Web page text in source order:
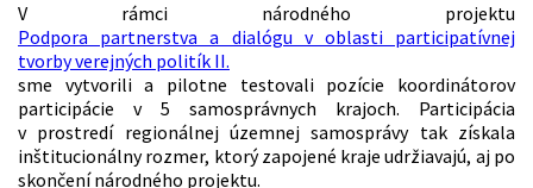
V rámci národného projektu
Podpora partnerstva a dialógu v oblasti participatívnej
tvorby verejných politík II.
sme vytvorili a pilotne testovali pozície koordinátorov
participácie v 5 samosprávnych krajoch. Participácia
v prostredí regionálnej územnej samosprávy tak získala
inštitucionálny rozmer, ktorý zapojené kraje udržiavajú, aj po
skončení národného projektu.